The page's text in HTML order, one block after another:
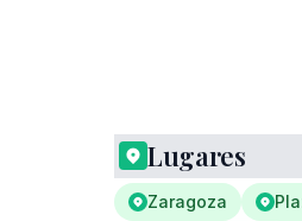
Lugares
Zaragoza